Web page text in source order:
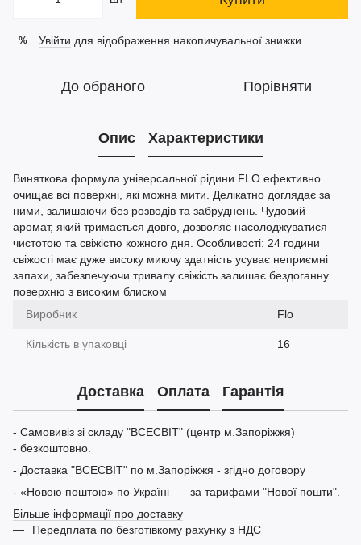
% Увійти для відображення накопичувальної знижки
До обраного Порівняти
Опис Характеристики
Виняткова формула універсальної рідини FLO ефективно
очищає всі поверхні, які можна мити. Делікатно доглядає за
ними, залишаючи без розводів та забруднень. Чудовий
аромат, який тримається довго, дозволяє насолоджуватися
чистотою та свіжістю кожного дня. Особливості: 24 години
свіжості має дуже високу миючу здатність усуває неприємні
запахи, забезпечуючи тривалу свіжість залишає бездоганну
поверхню з високим блиском
Виробник
Flo
Кількість в упаковці 16
Доставка Оплата Гарантія
- Самовивіз зі складу "ВСЕСВІТ" (центр м.Запоріжжя)
- безкоштовно.
- Доставка "ВСЕСВІТ" по м.Запоріжжя - згідно договору
- «Новою поштою» по Україні — за тарифами "Нової пошти".
Більше інформації про доставку
Передплата по безготівкому рахунку з НДС